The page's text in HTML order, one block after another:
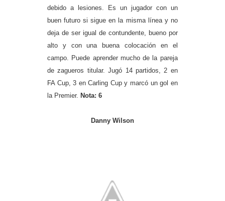
debido a lesiones. Es un jugador con un
buen futuro si sigue en la misma línea y no
deja de ser igual de contundente, bueno por
alto y con una buena colocación en el
campo. Puede aprender mucho de la pareja
de zagueros titular. Jugó 14 partidos, 2 en
FA Cup, 3 en Carling Cup y marcó un gol en
la Premier. Nota: 6
Danny Wilson